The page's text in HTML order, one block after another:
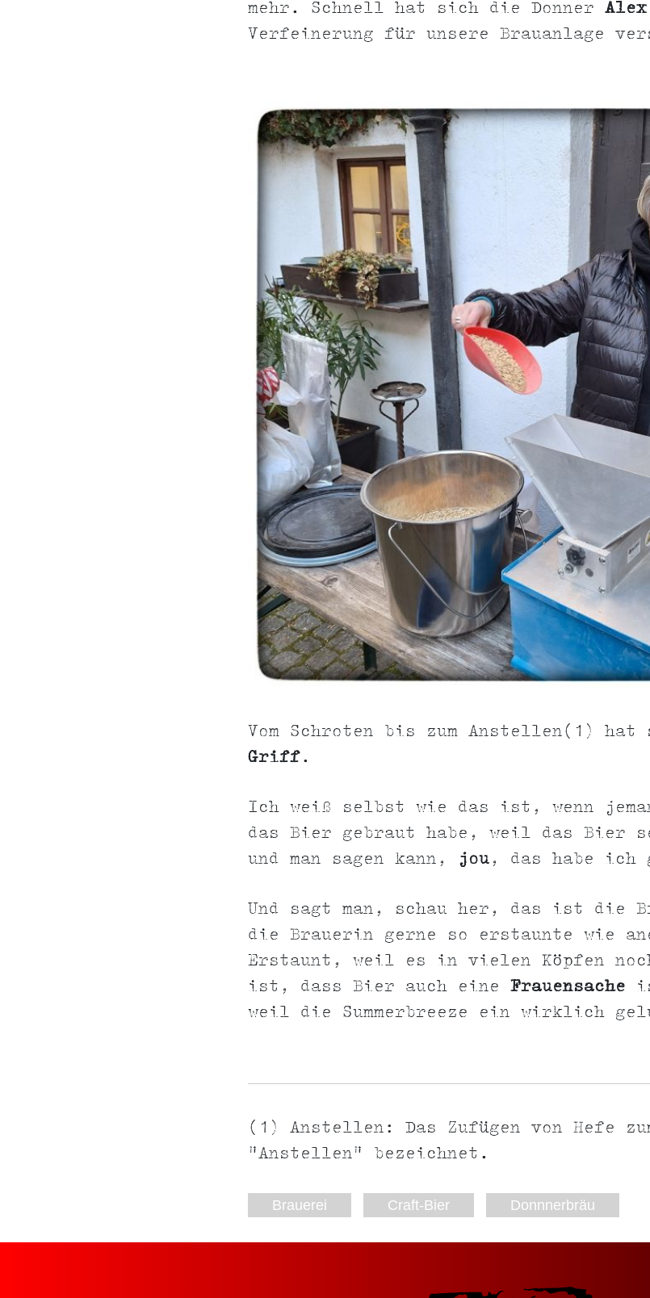
mehr. Schnell hat sich die Donner Alex
Verfeinerung für unsere Brauanlage
Vom Schroten bis zum Anstellen(1)
Griff .
Ich weiß selbst wie das ist, wenn
das Bier gebraut habe, weil das Bier
und man sagen kann,
jou , das habe ich
Und sagt man, schau her, das ist die
die Brauerin gerne so erstaunte wie
Erstaunt, weil es in vielen Köpfen noch
ist, dass Bier auch eine Frauensache
weil die Summerbreeze ein wirklich
(1) Anstellen: Das Zufügen von Hefe
"Anstellen" bezeichnet.
Brauerei Craft-Bier Donnnerbräu